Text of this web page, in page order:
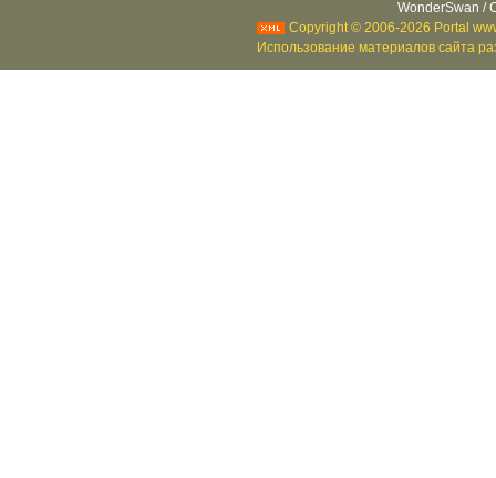
WonderSwan /
Copyright © 2006-2026 Portal
Использование материалов сайта